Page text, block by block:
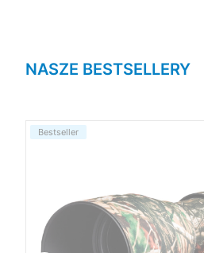
NASZE BESTSELLERY
Bestseller